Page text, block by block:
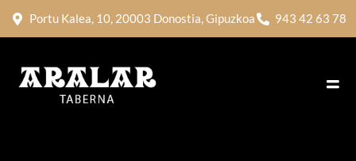
Portu Kalea, 10, 20003 Donostia, Gipuzkoa 943 42 63 78